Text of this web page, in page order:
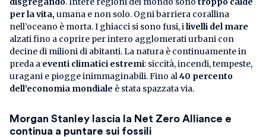
per la vita,umana e non solo. Ogni barriera corallina
nell’oceano è morta. I ghiacci si sono fusi, ilivelli del mare
alzati fino a coprire per intero agglomerati urbani con
decine di milioni di abitanti. La natura è continuamente in
preda a eventi climatici estremi: siccità, incendi, tempeste,
uragani e piogge inimmaginabili. Fino al40 percento
dell’economia mondiale è stata spazzata via.
Morgan Stanley lascia la Net Zero Alliance e
continua a puntare sui fossili